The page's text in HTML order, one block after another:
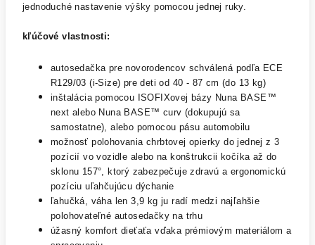
jednoduché nastavenie výšky pomocou jednej ruky.
kľúčové vlastnosti:
autosedačka pre novorodencov schválená podľa ECE
R129/03 (i-Size) pre deti od 40 - 87 cm (do 13 kg)
inštalácia pomocou ISOFIXovej bázy Nuna BASE™
next alebo Nuna BASE™ curv (dokupujú sa
samostatne), alebo pomocou pásu automobilu
možnosť polohovania chrbtovej opierky do jednej z 3
pozícií vo vozidle alebo na konštrukcii kočíka až do
sklonu 157°, ktorý zabezpečuje zdravú a ergonomickú
pozíciu uľahčujúcu dýchanie
ľahučká, váha len 3,9 kg ju radí medzi najľahšie
polohovateľné autosedačky na trhu
úžasný komfort dieťaťa vďaka prémiovým materiálom a